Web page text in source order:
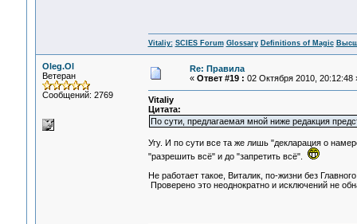
Vitaliy: SCIES Forum Glossary Definitions of Magic
Oleg.Ol
Ветеран
Сообщений: 2769
Re: Правила
« Ответ #19 : 02 Октября 2010, 20:12:48
Vitaliy
Цитата:
По сути, предлагаемая мной ниже редакция
Угу. И по сути все та же лишь "декларация о
"разрешить всё" и до "запретить всё".
Не работает такое, Виталик, по-жизни без
Проверено это неоднократно и исключений не